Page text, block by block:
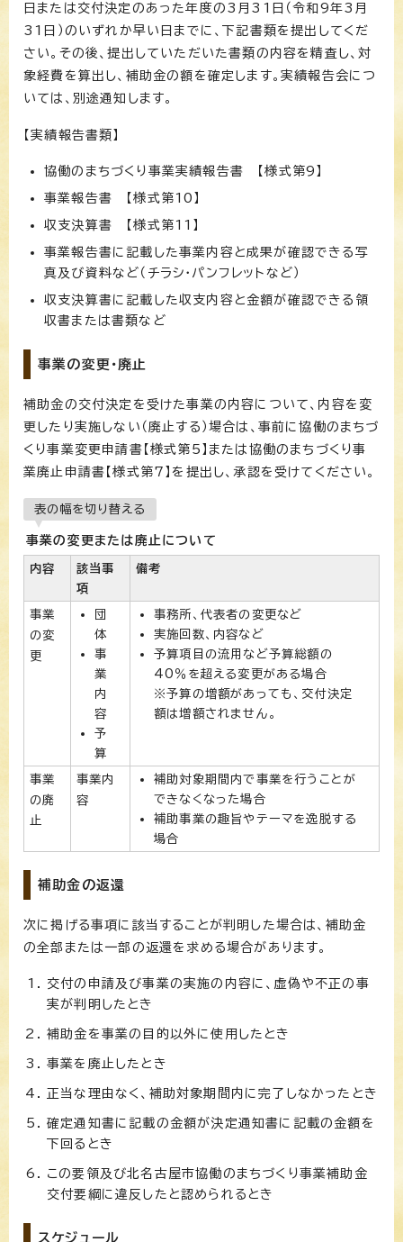
日または交付決定のあった年度の3月31日（令和9年3月
31日）のいずれか早い日までに、下記書類を提出してくだ
さい。その後、提出していただいた書類の内容を精査し、対
象経費を算出し、補助金の額を確定します。実績報告会につ
いては、別途通知します。
【実績報告書類】
協働のまちづくり事業実績報告書 【様式第9】
事業報告書 【様式第10】
収支決算書 【様式第11】
事業報告書に記載した事業内容と成果が確認できる写
真及び資料など（チラシ・パンフレットなど）
収支決算書に記載した収支内容と金額が確認できる領
収書または書類など
事業の変更・廃止
補助金の交付決定を受けた事業の内容について、内容を変
更したり実施しない（廃止する）場合は、事前に協働のまちづ
くり事業変更申請書【様式第5】または協働のまちづくり事
業廃止申請書【様式第7】を提出し、承認を受けてください。
表の幅を切り替える
事業の変更または廃止について
内容
該当事
項
備考
事業
の変
更
団
体
事
業
内
容
予
算
事務所、代表者の変更など
実施回数、内容など
予算項目の流用など予算総額の
40％を超える変更がある場合
※予算の増額があっても、交付決定
額は増額されません。
事業
の廃
止
事業内
容
補助対象期間内で事業を行うことが
できなくなった場合
補助事業の趣旨やテーマを逸脱する
場合
補助金の返還
次に掲げる事項に該当することが判明した場合は、補助金
の全部または一部の返還を求める場合があります。
交付の申請及び事業の実施の内容に、虚偽や不正の事
実が判明したとき
補助金を事業の目的以外に使用したとき
事業を廃止したとき
正当な理由なく、補助対象期間内に完了しなかったとき
確定通知書に記載の金額が決定通知書に記載の金額を
下回るとき
この要領及び北名古屋市協働のまちづくり事業補助金
交付要綱に違反したと認められるとき
スケジュール